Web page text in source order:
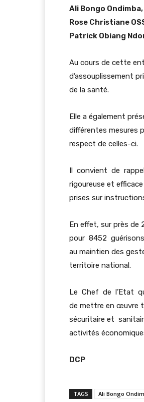
Ali Bongo
Rose Christiane
Patrick Obiang
Au cours de cette
d’assouplissement
de la santé.
Elle a également
différentes mesures
respect de celles-ci.
Il convient de
rigoureuse et
prises sur instructions
En effet, sur près
pour 8452
au maintien des
territoire national.
Le Chef de l’Etat
de mettre en œuvre
sécuritaire et
activités
DCP
TAGS Ali Bongo